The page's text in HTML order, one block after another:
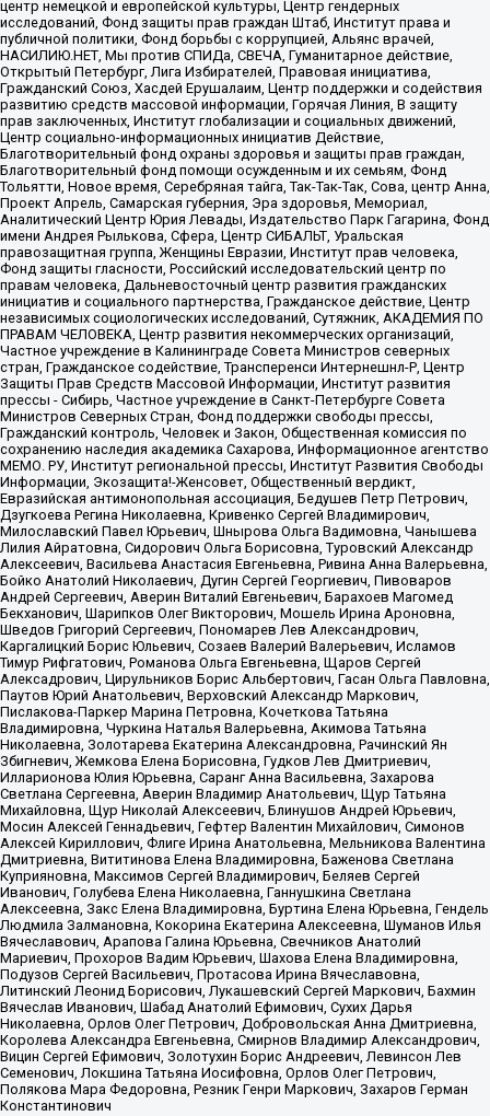
центр немецкой и европейской культуры, Центр гендерных
исследований, Фонд защиты прав граждан Штаб, Институт права и
публичной политики, Фонд борьбы с коррупцией, Альянс врачей,
НАСИЛИЮ.НЕТ, Мы против СПИДа, СВЕЧА, Гуманитарное действие,
Открытый Петербург, Лига Избирателей, Правовая инициатива,
Гражданский Союз, Хасдей Ерушалаим, Центр поддержки и содействия
развитию средств массовой информации, Горячая Линия, В защиту
прав заключенных, Институт глобализации и социальных движений,
Центр социально-информационных инициатив Действие,
Благотворительный фонд охраны здоровья и защиты прав граждан,
Благотворительный фонд помощи осужденным и их семьям, Фонд
Тольятти, Новое время, Серебряная тайга, Так-Так-Так, Сова, центр Анна,
Проект Апрель, Самарская губерния, Эра здоровья, Мемориал,
Аналитический Центр Юрия Левады, Издательство Парк Гагарина, Фонд
имени Андрея Рылькова, Сфера, Центр СИБАЛЬТ, Уральская
правозащитная группа, Женщины Евразии, Институт прав человека,
Фонд защиты гласности, Российский исследовательский центр по
правам человека, Дальневосточный центр развития гражданских
инициатив и социального партнерства, Гражданское действие, Центр
независимых социологических исследований, Сутяжник, АКАДЕМИЯ ПО
ПРАВАМ ЧЕЛОВЕКА, Центр развития некоммерческих организаций,
Частное учреждение в Калининграде Совета Министров северных
стран, Гражданское содействие, Трансперенси Интернешнл-Р, Центр
Защиты Прав Средств Массовой Информации, Институт развития
прессы - Сибирь, Частное учреждение в Санкт-Петербурге Совета
Министров Северных Стран, Фонд поддержки свободы прессы,
Гражданский контроль, Человек и Закон, Общественная комиссия по
сохранению наследия академика Сахарова, Информационное агентство
МЕМО. РУ, Институт региональной прессы, Институт Развития Свободы
Информации, Экозащита!-Женсовет, Общественный вердикт,
Евразийская антимонопольная ассоциация, Бедушев Петр Петрович,
Дзугкоева Регина Николаевна, Кривенко Сергей Владимирович,
Милославский Павел Юрьевич, Шнырова Ольга Вадимовна, Чанышева
Лилия Айратовна, Сидорович Ольга Борисовна, Туровский Александр
Алексеевич, Васильева Анастасия Евгеньевна, Ривина Анна Валерьевна,
Бойко Анатолий Николаевич, Дугин Сергей Георгиевич, Пивоваров
Андрей Сергеевич, Аверин Виталий Евгеньевич, Барахоев Магомед
Бекханович, Шарипков Олег Викторович, Мошель Ирина Ароновна,
Шведов Григорий Сергеевич, Пономарев Лев Александрович,
Каргалицкий Борис Юльевич, Созаев Валерий Валерьевич, Исламов
Тимур Рифгатович, Романова Ольга Евгеньевна, Щаров Сергей
Алексадрович, Цирульников Борис Альбертович, Гасан Ольга Павловна,
Паутов Юрий Анатольевич, Верховский Александр Маркович,
Пислакова-Паркер Марина Петровна, Кочеткова Татьяна
Владимировна, Чуркина Наталья Валерьевна, Акимова Татьяна
Николаевна, Золотарева Екатерина Александровна, Рачинский Ян
Збигневич, Жемкова Елена Борисовна, Гудков Лев Дмитриевич,
Илларионова Юлия Юрьевна, Саранг Анна Васильевна, Захарова
Светлана Сергеевна, Аверин Владимир Анатольевич, Щур Татьяна
Михайловна, Щур Николай Алексеевич, Блинушов Андрей Юрьевич,
Мосин Алексей Геннадьевич, Гефтер Валентин Михайлович, Симонов
Алексей Кириллович, Флиге Ирина Анатольевна, Мельникова Валентина
Дмитриевна, Вититинова Елена Владимировна, Баженова Светлана
Куприяновна, Максимов Сергей Владимирович, Беляев Сергей
Иванович, Голубева Елена Николаевна, Ганнушкина Светлана
Алексеевна, Закс Елена Владимировна, Буртина Елена Юрьевна, Гендель
Людмила Залмановна, Кокорина Екатерина Алексеевна, Шуманов Илья
Вячеславович, Арапова Галина Юрьевна, Свечников Анатолий
Мариевич, Прохоров Вадим Юрьевич, Шахова Елена Владимировна,
Подузов Сергей Васильевич, Протасова Ирина Вячеславовна,
Литинский Леонид Борисович, Лукашевский Сергей Маркович, Бахмин
Вячеслав Иванович, Шабад Анатолий Ефимович, Сухих Дарья
Николаевна, Орлов Олег Петрович, Добровольская Анна Дмитриевна,
Королева Александра Евгеньевна, Смирнов Владимир Александрович,
Вицин Сергей Ефимович, Золотухин Борис Андреевич, Левинсон Лев
Семенович, Локшина Татьяна Иосифовна, Орлов Олег Петрович,
Полякова Мара Федоровна, Резник Генри Маркович, Захаров Герман
Константинович